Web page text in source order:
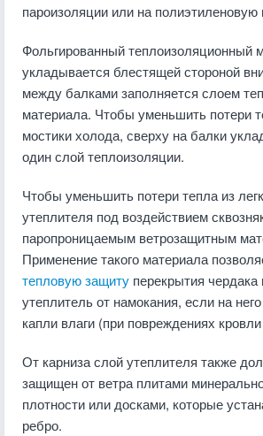
пароизоляции или на полиэтиленовую
Фольгированный теплоизоляционный
укладывается блестящей стороной
между балками заполняется слоем
материала. Чтобы уменьшить потери
мостики холода, сверху на балки
один слой теплоизоляции.
Чтобы уменьшить потери тепла из
утеплителя под воздействием
паропроницаемым ветрозащитным
Применение такого материала
тепловую защиту перекрытия чердака
утеплитель от намокания, если на
капли влаги (при повреждениях
От карниза слой утеплителя также
защищен от ветра плитами
плотности или досками, которые
ребро.